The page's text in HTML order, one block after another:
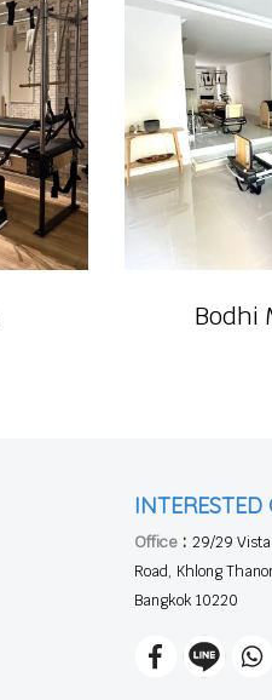
Bodhi
Office: 29/29
Road, Khlong
Bangkok 10220